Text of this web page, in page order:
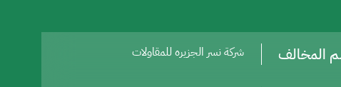
المخالف شركة نسر الجزيره للمقاولات